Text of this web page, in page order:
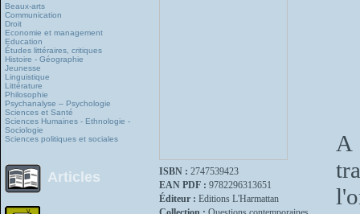
Beaux-arts
Communication
Droit
Economie et management
Education
Études littéraires, critiques
Histoire - Géographie
Jeunesse
Linguistique
Littérature
Philosophie
Psychanalyse – Psychologie
Sciences et Santé
Sciences Humaines - Ethnologie -
Sociologie
Sciences politiques et sociales
Articles ISBN : 2747539423
EAN PDF : 9782296313651
Éditeur : Editions L'Harmattan
A